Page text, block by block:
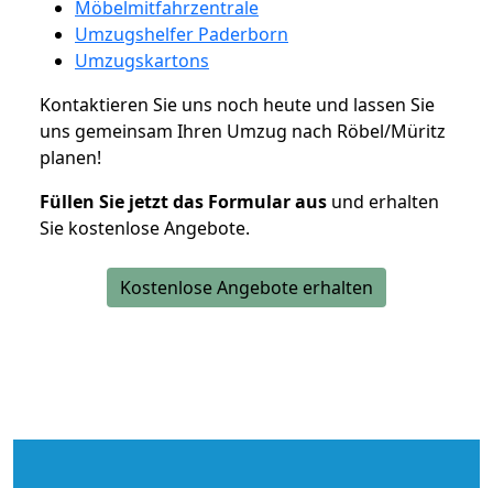
Möbelmitfahrzentrale
Umzugshelfer Paderborn
Umzugskartons
Kontaktieren Sie uns noch heute und lassen Sie
uns gemeinsam Ihren Umzug nach Röbel/Müritz
planen!
Füllen Sie jetzt das Formular aus und erhalten
Sie kostenlose Angebote.
Kostenlose Angebote erhalten